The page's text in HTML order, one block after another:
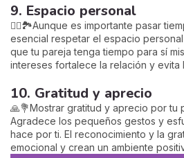
9. Espacio personal
🧘‍♀️🏞️Aunque es importante pasar
esencial respetar el espacio
que tu pareja tenga tiempo para sí
intereses fortalece la relación y evita
10. Gratitud y aprecio
🙏💐Mostrar gratitud y aprecio por tu
Agradece los pequeños gestos y
hace por ti. El reconocimiento y la
emocional y crean un ambiente